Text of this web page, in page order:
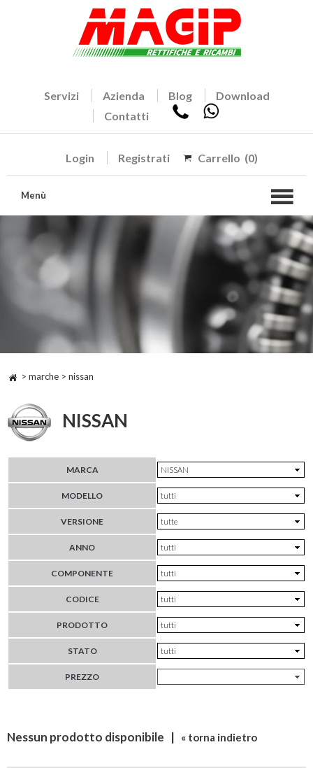
Servizi Azienda Blog
Download
Contatti
Login Registrati Carrello (0)
Menù
> marche > nissan
NISSAN
MARCA
MODELLO
VERSIONE
ANNO
COMPONENTE
CODICE
PRODOTTO
STATO
PREZZO
Nessun prodotto disponibile | « torna indietro